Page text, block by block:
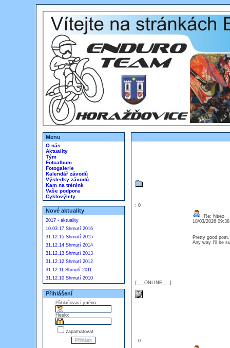
Menu
O nás
Aktuality
Tým
Fotoalbum
Fotogalerie
Kalendář závodů
Výsledky závodů
Kam na trénink
Vaše podpora
Cyklovýlety
Nové aktuality
2017 - aktuality
10.03.17 Shrnutí 2016
31.12.15 Shrnutí 2015
31.12.14 Shrnutí 2014
31.12.13 Shrnutí 2013
31.12.12 Shrnutí 2012
31.12.11 Shrnutí 2011
31.12.10 Shrnutí 2010
Přihlášení
Přihlašovací jméno:
Heslo:
zapamatovat
: 0
{___ONLINE___}
Re: hlseo
18/03/2026
Pretty good
Any way I'll be
: 0